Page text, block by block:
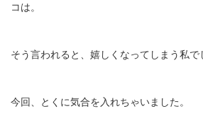
コは。
そう言われると、嬉しくなってしまう私で
今回、とくに気合を入れちゃいました。